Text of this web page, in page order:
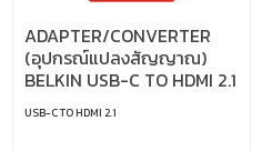
ADAPTER/CONVERTER
(อุปกรณ์แปลงสัญญาณ)
BELKIN USB-C TO HDMI 2.1
15CM (AVC013BTBK)
USB-C TO HDMI 2.1